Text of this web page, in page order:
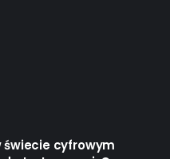
świecie cyfrowym